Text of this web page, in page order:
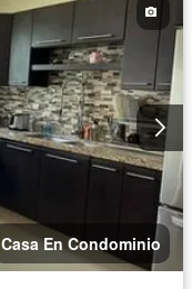
Casa En Condominio